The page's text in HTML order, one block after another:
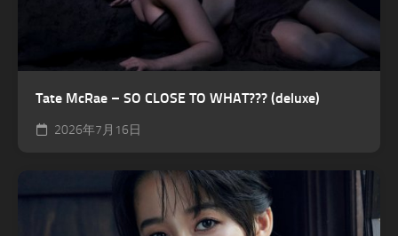
Tate McRae – SO CLOSE TO WHAT??? (deluxe)
2026年7月16日